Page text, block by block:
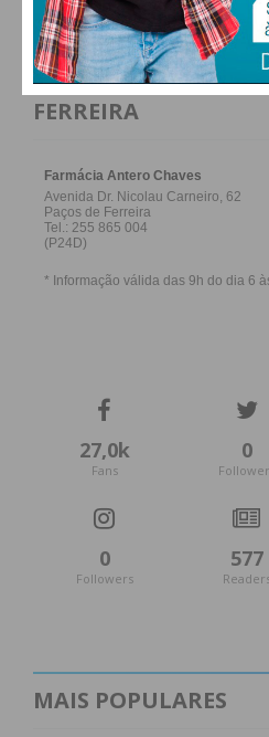
FARMACIAS DE
FERREIRA
27,0k
Fans
0
0
Followers
577
MAIS POPULARES